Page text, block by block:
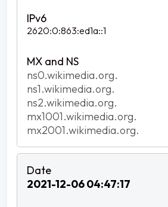
2620:0:863:ed1a::1
ns0.wikimedia.org.
ns1.wikimedia.org.
ns2.wikimedia.org.
mx1001.wikimedia.org.
mx2001.wikimedia.org.
2021-12-06 04:47:17